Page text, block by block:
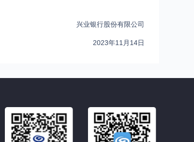
兴业银行股份有限公司
2023年11月14日